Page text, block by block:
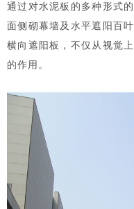
通过对水泥板的多种形式
面侧砌幕墙及水平遮阳百
横向遮阳板，不仅从视觉
的作用。